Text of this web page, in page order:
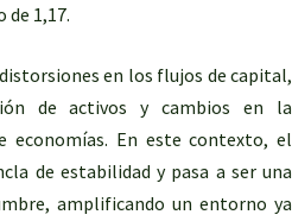
1,17.
en los flujos de capital,
de activos y cambios en la
economías. En este contexto, el
de estabilidad y pasa a ser una
amplificando un entorno ya